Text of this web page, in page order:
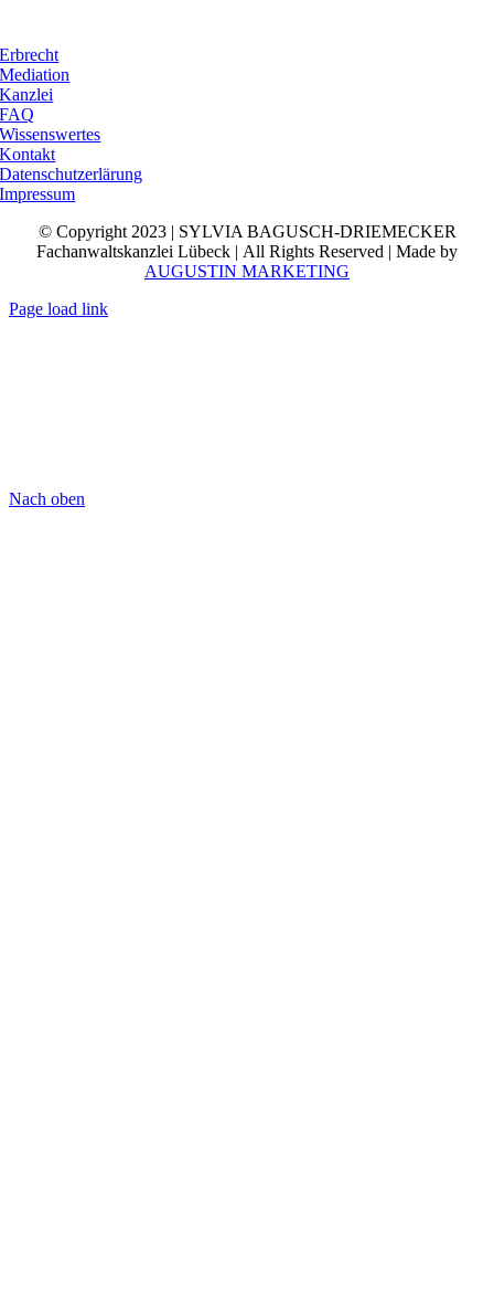
Erbrecht
Mediation
Kanzlei
FAQ
Wissenswertes
Kontakt
Datenschutzerlärung
Impressum
© Copyright 2023 | SYLVIA BAGUSCH-DRIEMECKER
Fachanwaltskanzlei Lübeck | All Rights Reserved | Made by
AUGUSTIN MARKETING
Page load link
Nach oben